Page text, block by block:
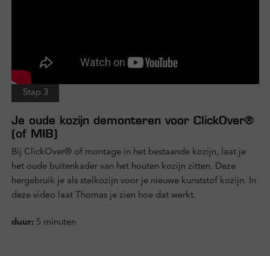
Stap 3
Je oude kozijn demonteren voor ClickOver®
(of MIB)
Bij ClickOver® of montage in het bestaande kozijn, laat je
het oude buitenkader van het houten kozijn zitten. Deze
hergebruik je als stelkozijn voor je nieuwe kunststof kozijn. In
deze video laat Thomas je zien hoe dat werkt.
duur:5 minuten